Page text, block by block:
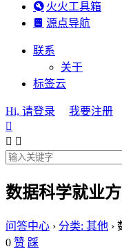
火火工具箱
源点导航
联系
关于
标签云
Hi, 请登录 我要注册

 
数据科学就业
问答中心 › 分类: 其他 ›
0 赞 踩